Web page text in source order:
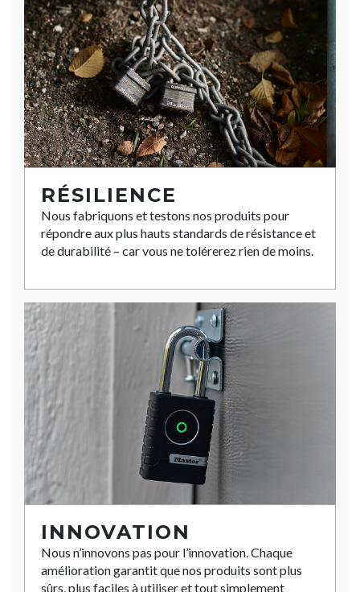
RÉSILIENCE
Nous fabriquons et testons nos produits pour
répondre aux plus hauts standards de résistance et
de durabilité – car vous ne tolérerez rien de moins.
INNOVATION
Nous n’innovons pas pour l’innovation. Chaque
amélioration garantit que nos produits sont plus
sûrs, plus faciles à utiliser et tout simplement